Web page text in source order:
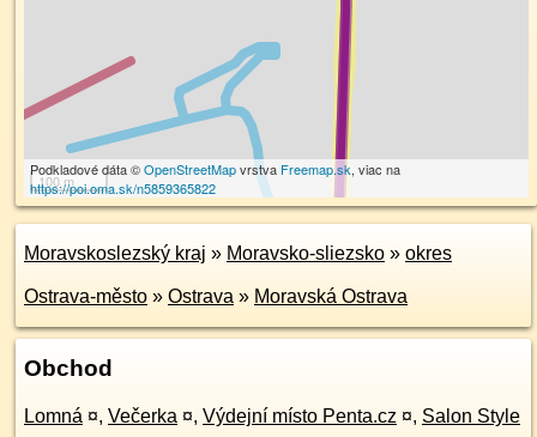
100 m
Podkladové dáta ©OpenStreetMapvrstva Freemap.sk, viac na
https://poi.oma.sk/n5859365822
Moravskoslezský kraj » Moravsko-sliezsko » okres
Ostrava-město » Ostrava » Moravská Ostrava
Obchod
Lomná ¤, Večerka ¤, Výdejní místo Penta.cz ¤, Salon Style